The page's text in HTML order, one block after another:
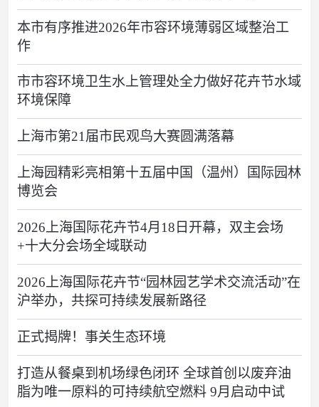
本市有序推进2026年市容环境薄弱区域整治工
作
市市容环境卫生水上管理处全力做好花卉节水域
环境保障
上海市第21届市民观鸟大赛圆满落幕
上海园精彩亮相第十五届中国（温州）国际园林
博览会
2026上海国际花卉节4月18日开幕，双主会场
+十大分会场全域联动
2026上海国际花卉节“园林园艺学术交流活动”在
沪举办，共探可持续发展新路径
正式揭牌！事关生态环境
打造从餐桌到机场绿色闭环 全球首创以废弃油
脂为唯一原料的可持续航空燃料 9月启动中试